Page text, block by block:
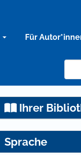
Für
Ihrer
Sprache